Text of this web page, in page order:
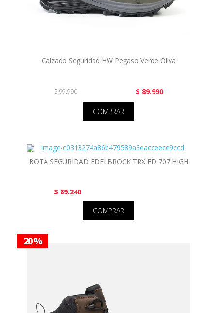
Calzado Seguridad HW Pegaso Verde Oliva
$ 99.990 $ 89.990
COMPRAR
BOTA SEGURIDAD EDELBROCK TRX ED 707 HIGH
$ 89.240
COMPRAR
20 %